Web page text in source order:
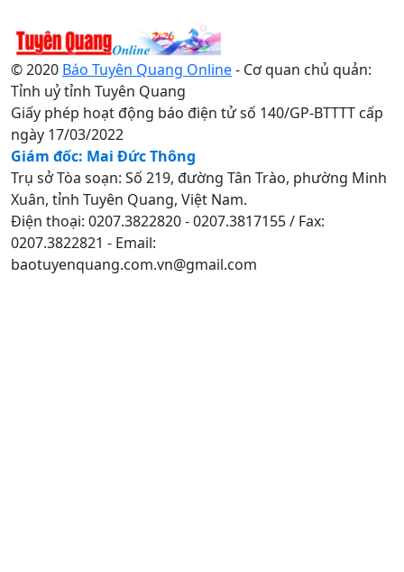
© 2020 Báo Tuyên Quang Online- Cơ quan chủ quản:
Tỉnh uỷ tỉnh Tuyên Quang
Giấy phép hoạt động báo điện tử số 140/GP-BTTTT cấp
ngày 17/03/2022
Giám đốc: Mai Đức Thông
Trụ sở Tòa soạn: Số 219, đường Tân Trào, phường Minh
Xuân, tỉnh Tuyên Quang, Việt Nam.
Điện thoại: 0207.3822820 - 0207.3817155 / Fax:
0207.3822821 - Email:
baotuyenquang.com.vn@gmail.com